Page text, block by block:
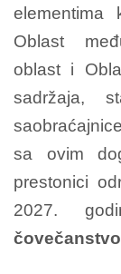
Oblast
oblast i
sadržaja,
sa ovim
prestonici
2027.